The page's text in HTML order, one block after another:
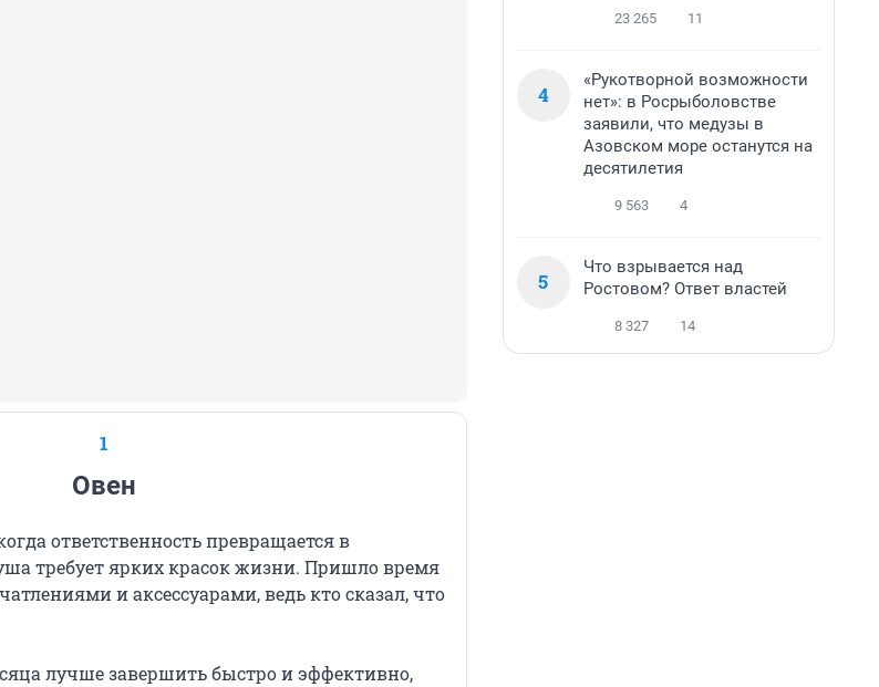
1
Овен
ответственность превращается в
требует ярких красок жизни. Пришло время
и аксессуарами, ведь кто сказал, что
лучше завершить быстро и эффективно,
23 265 11
4
«Рукотворной возможности
нет»: в Росрыболовстве
заявили, что медузы в
Азовском море останутся на
десятилетия
9 563 4
5
Что взрывается над
Ростовом? Ответ властей
8 327 14